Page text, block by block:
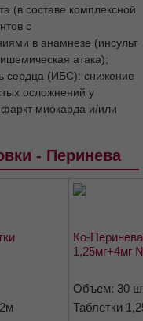
и в период
у
(в составе комплексной
с
в анамнезе (инсульт
атака);
сердца (ИБС): снижение
осложнений у
миокарда и/или
- Перинева
Ко-
1,25мг+4мг
Объем: 30
Таблетки